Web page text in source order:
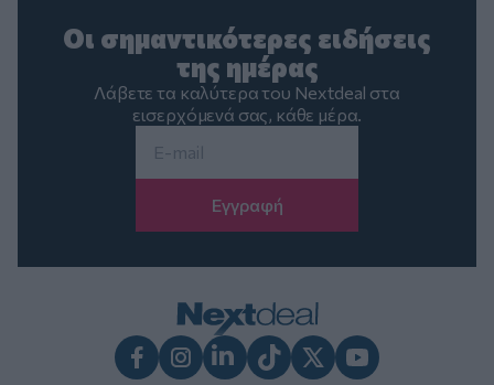
Οι σημαντικότερες ειδήσεις
της ημέρας
Λάβετε τα καλύτερα του Nextdeal στα
εισερχόμενά σας, κάθε μέρα.